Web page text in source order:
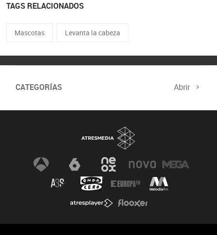
TAGS RELACIONADOS
Mascotas Levanta la cabeza
CATEGORÍAS Abrir
Comité de Expertos Curso verificación digital
Newsletter